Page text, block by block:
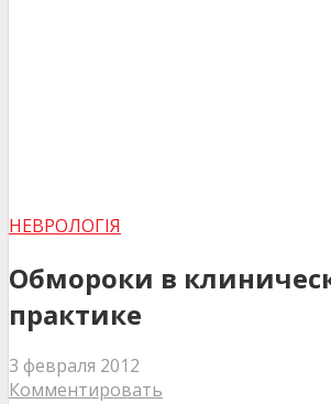
НЕВРОЛОГІЯ
Обмороки в
практике
3 февраля 2012
Комментировать